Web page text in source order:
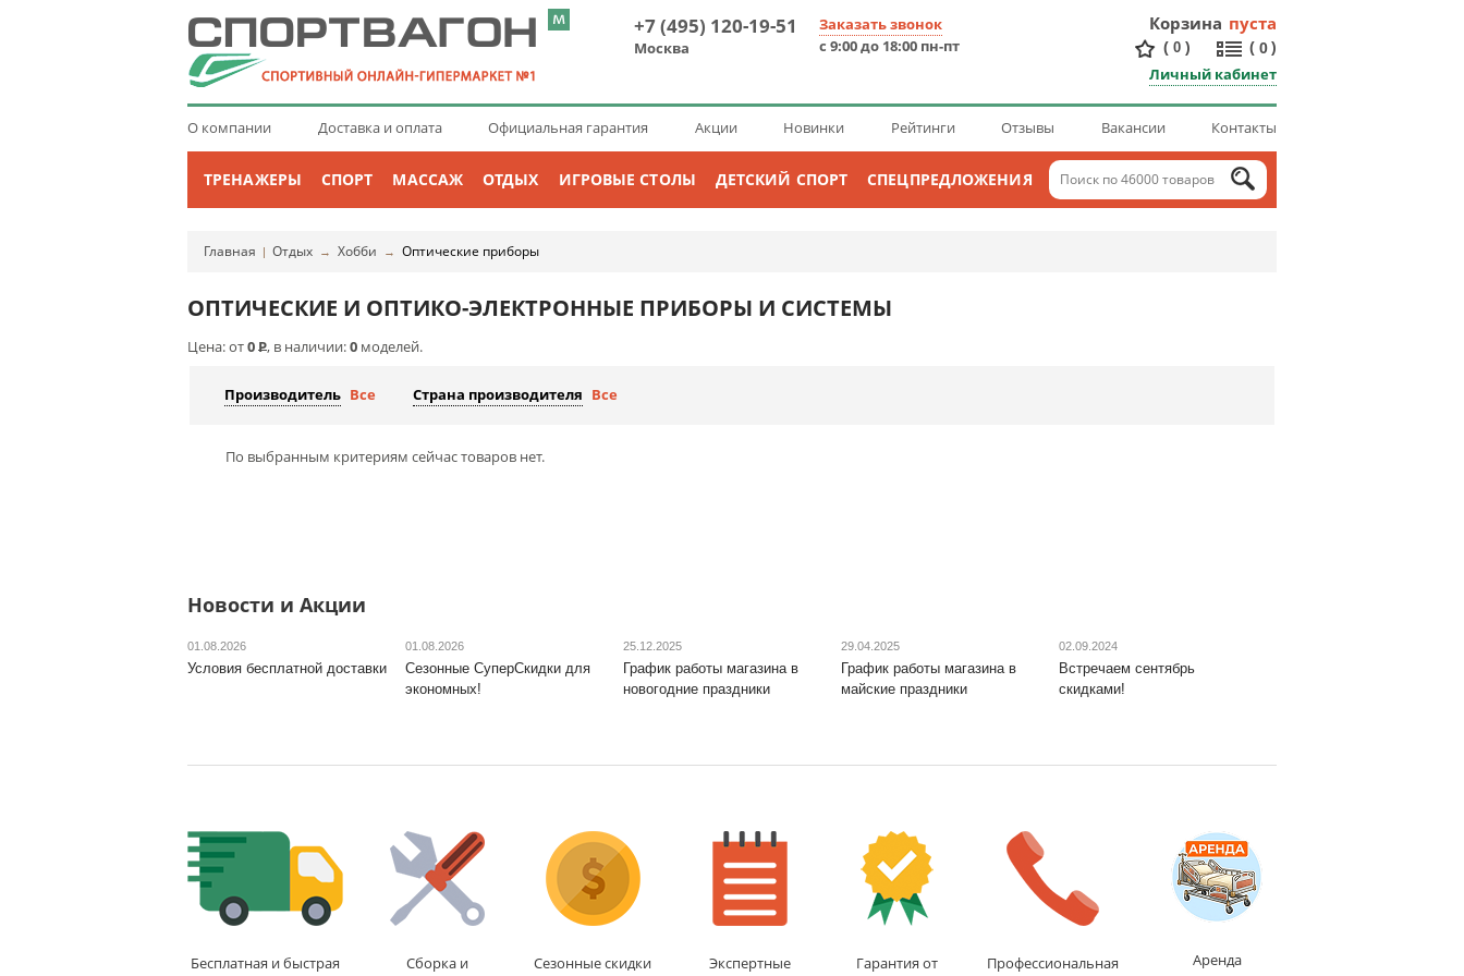
+7 (495) 120-19-51
Москва
Заказать звонок
с 9:00 до 18:00 пн-пт
Корзина пуста
( 0 ) ( 0 )
Личный кабинет
О компании Доставка и оплата Официальная гарантия Акции Новинки Рейтинги Отзывы Вакансии Контакты
ТРЕНАЖЕРЫ СПОРТ МАССАЖ ОТДЫХ ИГРОВЫЕ СТОЛЫ ДЕТСКИЙ СПОРТ СПЕЦПРЕДЛОЖЕНИЯ
Главная | Отдых → Хобби → Оптические приборы
ОПТИЧЕСКИЕ И ОПТИКО-ЭЛЕКТРОННЫЕ ПРИБОРЫ И СИСТЕМЫ
Цена: от0Р, в наличии:0 моделей.
Производитель Все Страна производителя Все
По выбранным критериям сейчас товаров нет.
Новости и Акции
01.08.2026
Условия бесплатной доставки
01.08.2026
Сезонные СуперСкидки для
экономных!
25.12.2025
График работы магазина в
новогодние праздники
29.04.2025
График работы магазина в
майские праздники
02.09.2024
Встречаем сентябрь
скидками!
Бесплатная и быстрая
Сборка и
Сезонные скидки
Экспертные
Гарантия от
Профессиональная
Аренда